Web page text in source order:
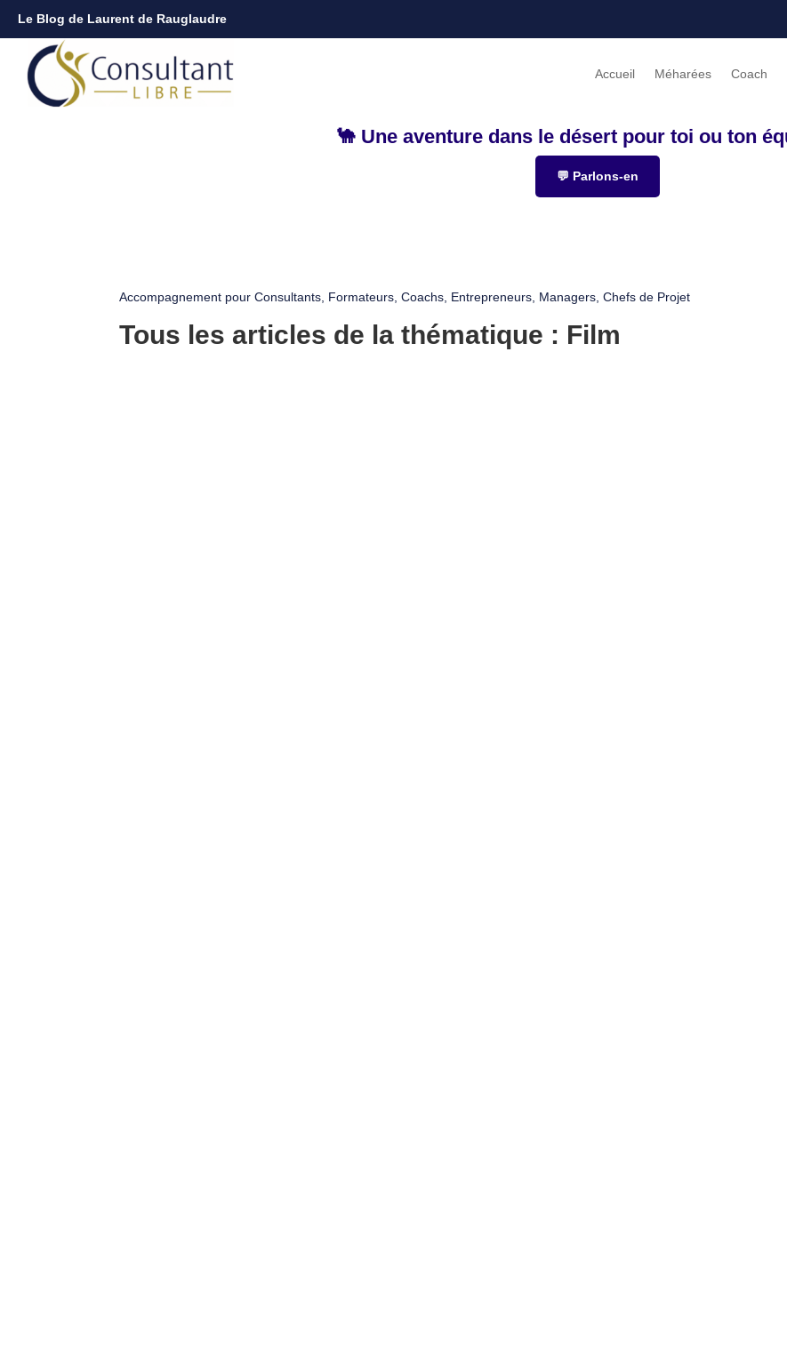
Le Blog de Laurent de Rauglaudre
Accueil Méharées Coach
🐪 Une aventure dans le désert pour toi ou ton
💬 Parlons-en
Accompagnement pour Consultants, Formateurs, Coachs, Entrepreneurs, Managers, Chefs de Projet
Tous les articles de la thématique : Film